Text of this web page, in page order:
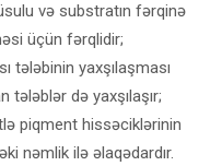
və substratın fərqinə
üçün fərqlidir;
tələbinin yaxşılaşması
tələblər də yaxşılaşır;
piqment hissəciklərinin
nəmlik ilə əlaqədardır.